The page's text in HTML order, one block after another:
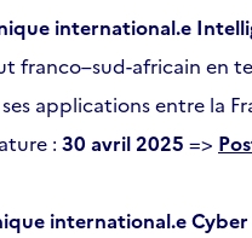
international.e
franco–sud-africain en
applications entre la
: 30 avril 2025 =>
international.e Cyber